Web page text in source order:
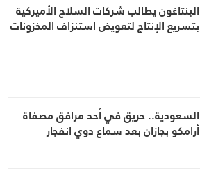
البنتاغون يطالب شركات السلاح الأميركية
بتسريع الإنتاج لتعويض استنزاف المخزونات
السعودية.. حريق في أحد مرافق مصفاة
أرامكو بجازان بعد سماع دوي انفجار